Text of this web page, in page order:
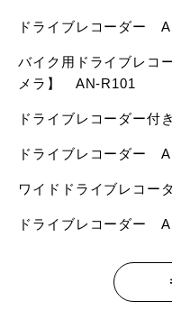
ドライブレコーダー
バイク用ドライブレコ
メラ】 AN-R101
ドライブレコーダー
ドライブレコーダー
ワイドドライブレコ
ドライブレコーダー